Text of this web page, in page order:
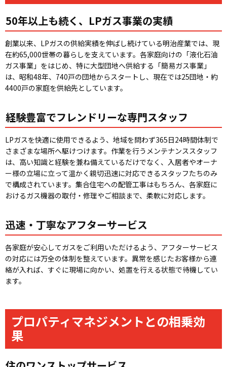
50年以上も続く、LPガス事業の実績
創業以来、LPガスの供給実績を伸ばし続けている明治産業では、現
在約65,000世帯の暮らしを支えています。各家庭向けの「液化石油
ガス事業」をはじめ、特に大型団地へ供給する「簡易ガス事業」
は、昭和48年、740戸の団地からスタートし、現在では25団地・約
4400戸の家庭を供給先としています。
経験豊富でフレンドリーな専門スタッフ
LPガスを快適に使用できるよう、地域を問わず365日24時間体制で
さまざまな場所へ駆けつけます。作業を行うメンテナンススタッフ
は、高い知識と経験を兼ね備えているだけでなく、入居者やオーナ
ー様の立場に立って温かく親切迅速に対応できるスタッフたちのみ
で構成されています。集合住宅への配管工事はもちろん、各家庭に
おけるガス機器の取付・修理やご相談まで、柔軟に対応します。
迅速・丁寧なアフターサービス
各家庭が安心してガスをご利用いただけるよう、アフターサービス
の対応には万全の体制を整えています。異常を感じたお客様から連
絡が入れば、すぐに現場に向かい、処置を行える状態で待機してい
ます。
プロパティマネジメントとの相乗効
果